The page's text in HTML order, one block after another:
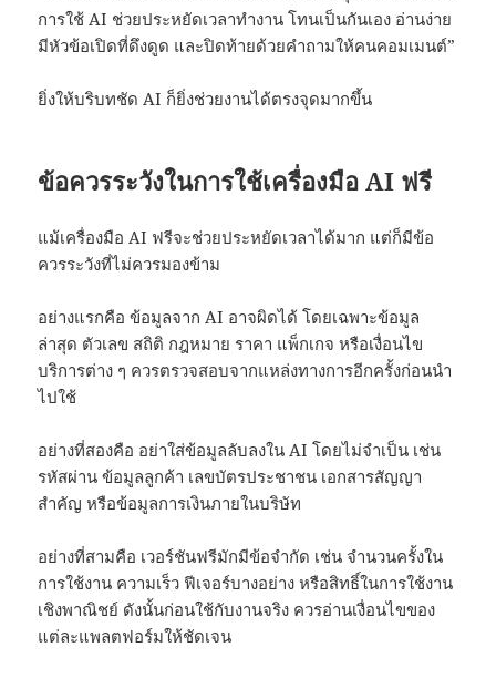
การใช้ AI ช่วยประหยัดเวลาทำงาน โทนเป็นกันเอง อ่านง่าย
มีหัวข้อเปิดที่ดึงดูด และปิดท้ายด้วยคำถามให้คนคอมเมนต์”
ยิ่งให้บริบทชัด AI ก็ยิ่งช่วยงานได้ตรงจุดมากขึ้น
ข้อควรระวังในการใช้เครื่องมือ AI ฟรี
แม้เครื่องมือ AI ฟรีจะช่วยประหยัดเวลาได้มาก แต่ก็มีข้อ
ควรระวังที่ไม่ควรมองข้าม
อย่างแรกคือ ข้อมูลจาก AI อาจผิดได้ โดยเฉพาะข้อมูล
ล่าสุด ตัวเลข สถิติ กฎหมาย ราคา แพ็กเกจ หรือเงื่อนไข
บริการต่าง ๆ ควรตรวจสอบจากแหล่งทางการอีกครั้งก่อนนำ
ไปใช้
อย่างที่สองคือ อย่าใส่ข้อมูลลับลงใน AI โดยไม่จำเป็น เช่น
รหัสผ่าน ข้อมูลลูกค้า เลขบัตรประชาชน เอกสารสัญญา
สำคัญ หรือข้อมูลการเงินภายในบริษัท
อย่างที่สามคือ เวอร์ชันฟรีมักมีข้อจำกัด เช่น จำนวนครั้งใน
การใช้งาน ความเร็ว ฟีเจอร์บางอย่าง หรือสิทธิ์ในการใช้งาน
เชิงพาณิชย์ ดังนั้นก่อนใช้กับงานจริง ควรอ่านเงื่อนไขของ
แต่ละแพลตฟอร์มให้ชัดเจน